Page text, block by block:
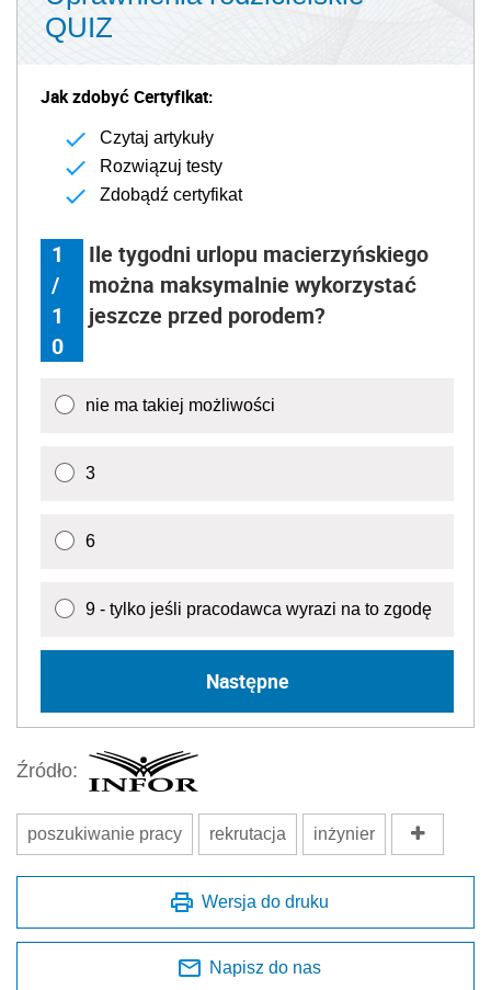
QUIZ
Jak zdobyć Certyfikat:
Czytaj artykuły
Rozwiązuj testy
Zdobądź certyfikat
1
/
1
0
Ile tygodni urlopu macierzyńskiego
można maksymalnie wykorzystać
jeszcze przed porodem?
nie ma takiej możliwości
3
6
9 - tylko jeśli pracodawca wyrazi na to zgodę
Następne
Źródło:
poszukiwanie pracy rekrutacja inżynier
Wersja do druku
Napisz do nas